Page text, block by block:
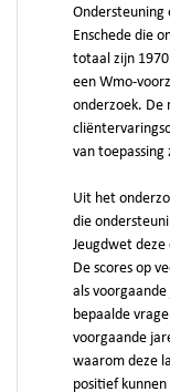
Ondersteuning
Enschede die
totaal zijn
een Wmo-
onderzoek. De
van toepassing
Uit het
die
Jeugdwet
De scores op
als
bepaalde
voorgaande
waarom deze
positief